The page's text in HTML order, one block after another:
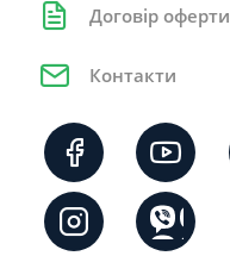
Договір оферти
Контакти